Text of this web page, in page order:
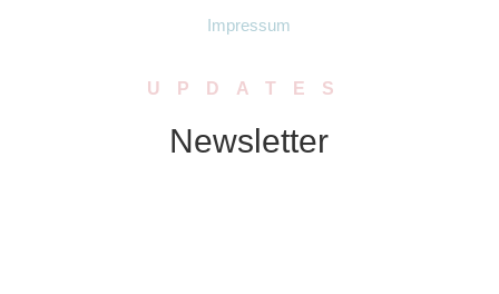
Impressum
UPDATES
Newsletter